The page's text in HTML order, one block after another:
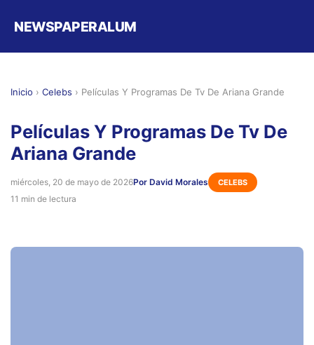
NEWSPAPERALUM
Inicio › Celebs › Películas Y Programas De Tv De Ariana Grande
Películas Y Programas De Tv De
Ariana Grande
miércoles, 20 de mayo de 2026Por David Morales CELEBS
11 min de lectura